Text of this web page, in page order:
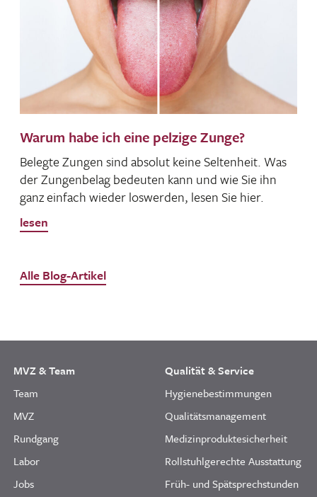
Warum habe ich eine pelzige Zunge?
Belegte Zungen sind absolut keine Selten­heit. Was
der Zungen­belag bedeuten kann und wie Sie ihn
ganz einfach wieder loswerden, lesen Sie hier.
lesen
Alle Blog-Artikel
MVZ & Team
Team
MVZ
Rundgang
Labor
Jobs
Qualität & Service
Hygienebestimmungen
Qualitätsmanagement
Medizinproduktesicherheit
Rollstuhlgerechte Ausstattung
Früh- und Spätsprechstunden